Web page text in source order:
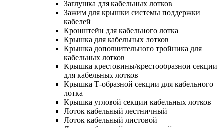
Заглушка для кабельных лотков
Зажим для крышки системы поддержки
кабелей
Кронштейн для кабельного лотка
Крышка для кабельных лотков
Крышка дополнительного тройника для
кабельных лотков
Крышка крестовины/крестообразной секции
для кабельных лотков
Крышка Т-образной секции для кабельного
лотка
Крышка угловой секции кабельных лотков
Лоток кабельный лестничный
Лоток кабельный листовой